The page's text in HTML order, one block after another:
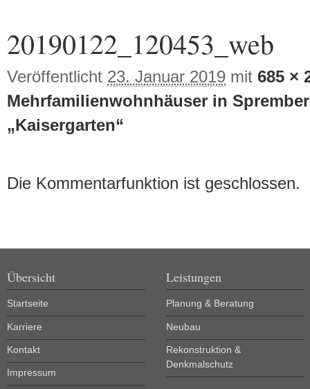
20190122_120453_web
Veröffentlicht 23. Januar 2019 mit 685 ×
Mehrfamilienwohnhäuser in
„Kaisergarten“
Die Kommentarfunktion ist geschlossen.
Übersicht
Startseite
Karriere
Kontakt
Impressum
Leistungen
Planung & Beratung
Neubau
Rekonstruktion &
Denkmalschutz